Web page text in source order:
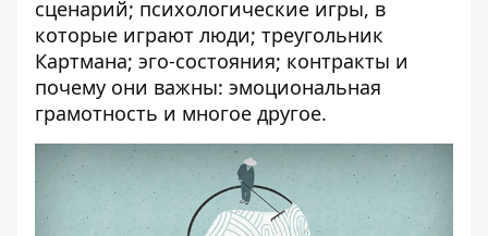
сценарий; психологические игры, в
которые играют люди; треугольник
Картмана; эго-состояния; контракты и
почему они важны: эмоциональная
грамотность и многое другое.